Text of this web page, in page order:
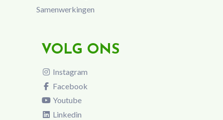
Samenwerkingen
VOLG ONS
Instagram
Facebook
Youtube
Linkedin